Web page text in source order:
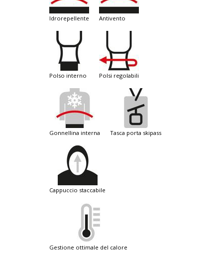
idrorepellente antivento
polso interno polsi regolabili
gonnellina interna tasca porta skipass
cappuccio staccabile
gestione ottimale del calore